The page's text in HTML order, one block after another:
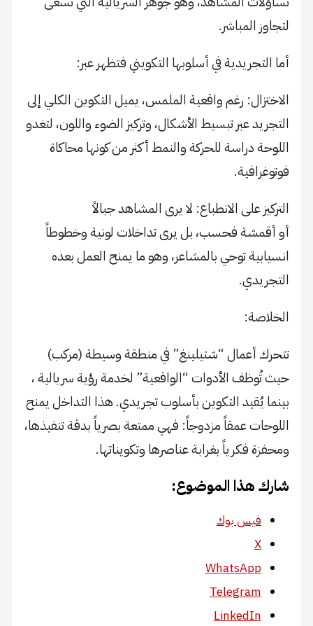
لتجاوز المباشر.
​أما التجريدية في أسلوبها التكويني فتظهر عبر:
​الاختزال: رغم واقعية الملمس، يميل التكوين الكلي إلى
التجريد عبر تبسيط الأشكال، وتركيز الضوء واللون، لتغدو
اللوحة دراسة للحركة والنمط أكثر من كونها محاكاة
فوتوغرافية.
​التركيز على الانطباع: لا يرى المشاهد جبالاً
أو أقمشة فحسب، بل يرى تداخلات لونية وخطوطاً
انسيابية توحي بالمشاعر، وهو ما يمنح العمل بعده
التجريدي.
​الخلاصة:
تتحرك أعمال “شتيلينغ” في منطقة وسيطة (مركب)
حيث تُوظف الأدوات “الواقعية” لخدمة رؤية سريالية ،
بينما يُقيد التكوين بأسلوب تجريدي. هذا التداخل يمنح
اللوحات عمقاً مزدوجاً: فهي ممتعة بصرياً بدقة تنفيذها،
ومحفزة فكرياً بغرابة عناصرها وتكويناتها.
شارك هذا الموضوع:
فيس بوك
X
WhatsApp
Telegram
LinkedIn